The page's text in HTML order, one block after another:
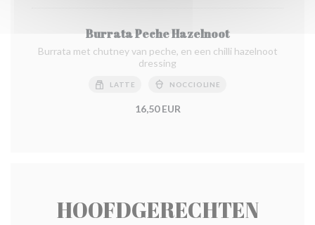
Burrata Peche Hazelnoot
Burrata met chutney van peche, en een chilli hazelnoot
dressing
LATTE NOCCIOLINE
16,50 EUR
HOOFDGERECHTEN